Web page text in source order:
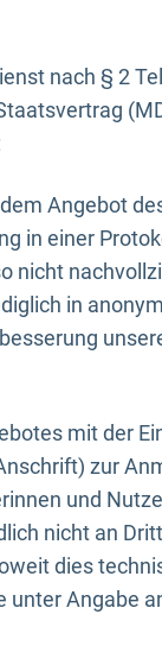
nach § 2
Angebot
in einer
nicht
in
mit der
zur
und
nicht an
dies
Angabe